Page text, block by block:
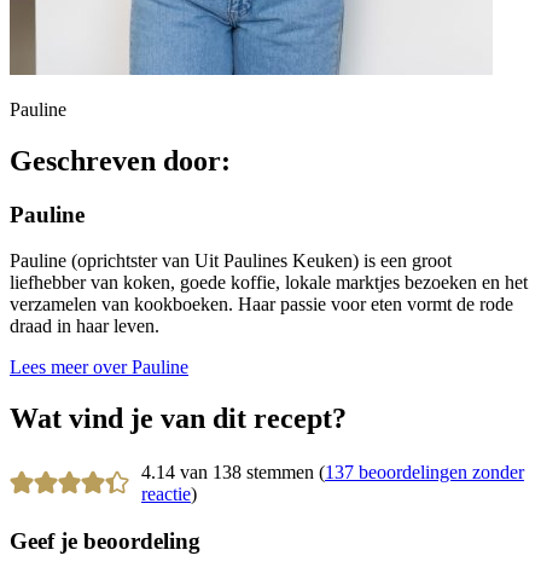
Pauline
Geschreven door:
Pauline
Pauline (oprichtster van Uit Paulines Keuken) is een groot
liefhebber van koken, goede koffie, lokale marktjes bezoeken en het
verzamelen van kookboeken. Haar passie voor eten vormt de rode
draad in haar leven.
Lees meer over Pauline
Wat vind je van dit recept?
4.14 van 138 stemmen (137 beoordelingen zonder
reactie)
Geef je beoordeling